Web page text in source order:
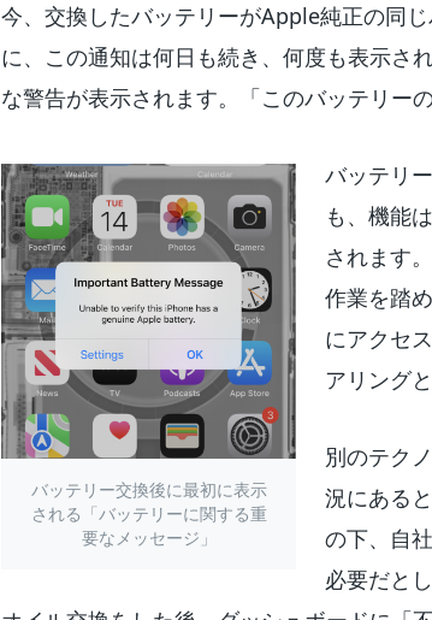
今、交換したバッテリーがApple純正の同
に、この通知は何日も続き、何度も表示さ
な警告が表示されます。「このバッテリー
バッテリー交換後に最初に表示
される「バッテリーに関する重
要なメッセージ」
バッテリ
も、機能
されます
作業を踏
にアクセ
アリング
別のテク
況にある
の下、自
必要だと